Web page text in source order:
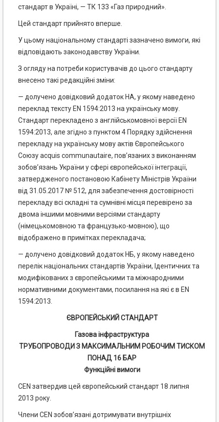
стандарт в Україні, — ТК 133 «Газ природний».
Цей стандарт прийнято вперше.
У цьому національному стандарті зазначено вимоги, які
відповідають законодавству України.
З огляду на потреби користувачів до цього стандарту
внесено такі редакційні зміни:
— долучено довідковий додаток НА, у якому наведено
переклад тексту EN 1594:2013 на українську мову.
Стандарт перекладено з англійськомовної версії EN
1594:2013, але згідно з пунктом 4 Порядку здійснення
перекладу на українську мову актів Європейського
Союзу acquis communautaire, пов’язаних з виконанням
зобов’язань України у сфері європейської інтеграції,
затвердженого постановою Кабінету Міністрів України
від 31.05.2017 № 512, для забезпечення достовірності
перекладу всі складні та сумнівні місця перевірено за
двома іншими мовними версіями стандарту
(німецькомовною та французько-мовною), що
відображено в примітках перекладача;
— долучено довідковий додаток НБ, у якому наведено
перелік національних стандартів України, Ідентичних та
модифікованих з європейськими та міжнародними
нормативними документами, посилання на які є в EN
1594:2013.
ЄВРОПЕЙСЬКИЙ СТАНДАРТ
Газова інфраструктура
ТРУБОПРОВОДИ З МАКСИМАЛЬНИМ РОБОЧИМ ТИСКОМ
ПОНАД 16 БАР
Функційні вимоги
CEN затвердив цей європейський стандарт 18 липня
2013 року.
Члени CEN зобов’язані дотримувати внутрішніх